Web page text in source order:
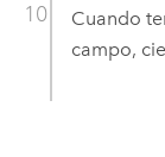
Cuando
campo,